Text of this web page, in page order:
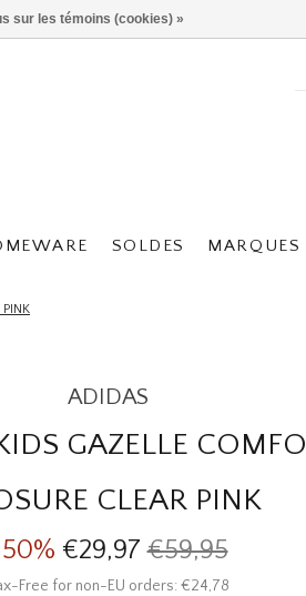
SOLDES MARQUES
ADIDAS
GAZELLE
CLEAR PINK
€29,97€59,95
Free for non-EU orders: €24,78
sur les témoins (cookies) »